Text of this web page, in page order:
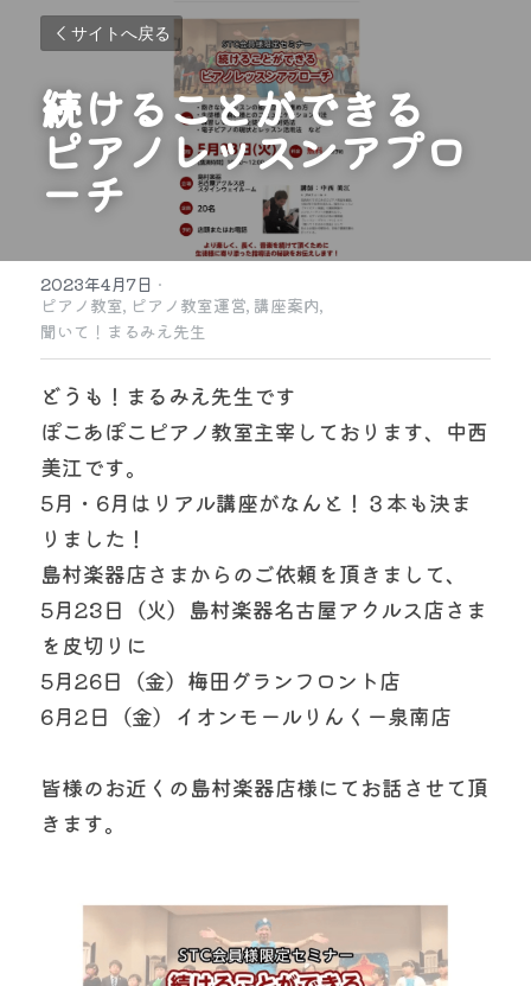
サイトへ戻る
続けることができる
ピアノレッスンアプロ
ーチ
2023年4月7日 ·
ピアノ教室, ピアノ教室運営, 講座案内,
聞いて！まるみえ先生
どうも！まるみえ先生です
ぽこあぽこピアノ教室主宰しております、中西
美江です。
5月・6月はリアル講座がなんと！３本も決ま
りました！
島村楽器店さまからのご依頼を頂きまして、
5月23日（火）島村楽器名古屋アクルス店さま
を皮切りに
5月26日（金）梅田グランフロント店
6月2日（金）イオンモールりんくー泉南店
皆様のお近くの島村楽器店様にてお話させて頂
きます。